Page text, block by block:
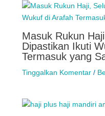
Masuk Rukun
Dipastikan Ikuti
Termasuk yang
Tinggalkan Komentar /